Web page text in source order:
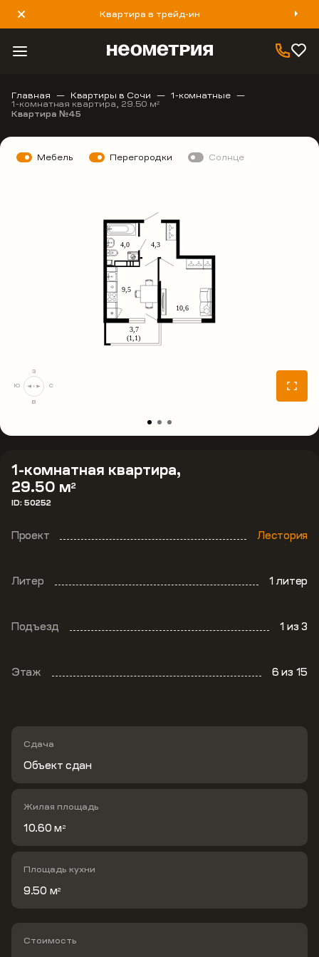
Квартира в трейд-ин
8 800 777 40 93
Главная Квартиры в Сочи 1-комнатные
1-комнатная квартира, 29.50 м2
Квартира №45
1-комнатная квартира,
29.50 м2
ID: 50252
Проект Лестория
Литер 1 литер
Подъезд 1из 3
Этаж 6из 15
Сдача
Объект сдан
Жилая площадь
10.60 м 2
Площадь кухни
9.50 м2
Стоимость
Мебель Перегородки Солнце
С
В
Ю
З